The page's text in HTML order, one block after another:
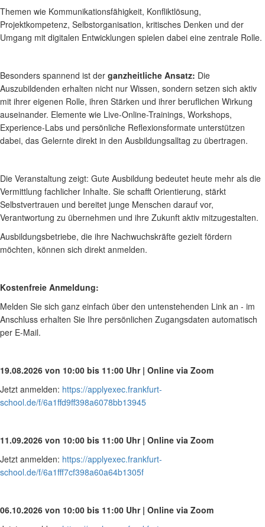
Themen wie Kommunikationsfähigkeit, Konfliktlösung,
Projektkompetenz, Selbstorganisation, kritisches Denken und der
Umgang mit digitalen Entwicklungen spielen dabei eine zentrale Rolle.
Besonders spannend ist der ganzheitliche Ansatz: Die
Auszubildenden erhalten nicht nur Wissen, sondern setzen sich aktiv
mit ihrer eigenen Rolle, ihren Stärken und ihrer beruflichen Wirkung
auseinander. Elemente wie Live-Online-Trainings, Workshops,
Experience-Labs und persönliche Reflexionsformate unterstützen
dabei, das Gelernte direkt in den Ausbildungsalltag zu übertragen.
Die Veranstaltung zeigt: Gute Ausbildung bedeutet heute mehr als die
Vermittlung fachlicher Inhalte. Sie schafft Orientierung, stärkt
Selbstvertrauen und bereitet junge Menschen darauf vor,
Verantwortung zu übernehmen und ihre Zukunft aktiv mitzugestalten.
Ausbildungsbetriebe, die ihre Nachwuchskräfte gezielt fördern
möchten, können sich direkt anmelden.
Kostenfreie Anmeldung:
Melden Sie sich ganz einfach über den untenstehenden Link an - im
Anschluss erhalten Sie Ihre persönlichen Zugangsdaten automatisch
per E-Mail.
19.08.2026 von 10:00 bis 11:00 Uhr | Online via Zoom
Jetzt anmelden: https://applyexec.frankfurt-
school.de/f/6a1ffd9ff398a6078bb13945
11.09.2026 von 10:00 bis 11:00 Uhr | Online via Zoom
Jetzt anmelden: https://applyexec.frankfurt-
school.de/f/6a1fff7cf398a60a64b1305f
06.10.2026 von 10:00 bis 11:00 Uhr | Online via Zoom